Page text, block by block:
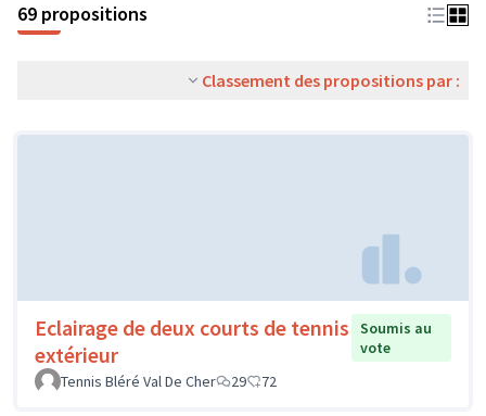
69 propositions
Classement des propositions par :
Eclairage de deux courts de tennis
extérieur
Soumis au
vote
Tennis Bléré Val De Cher
29 72